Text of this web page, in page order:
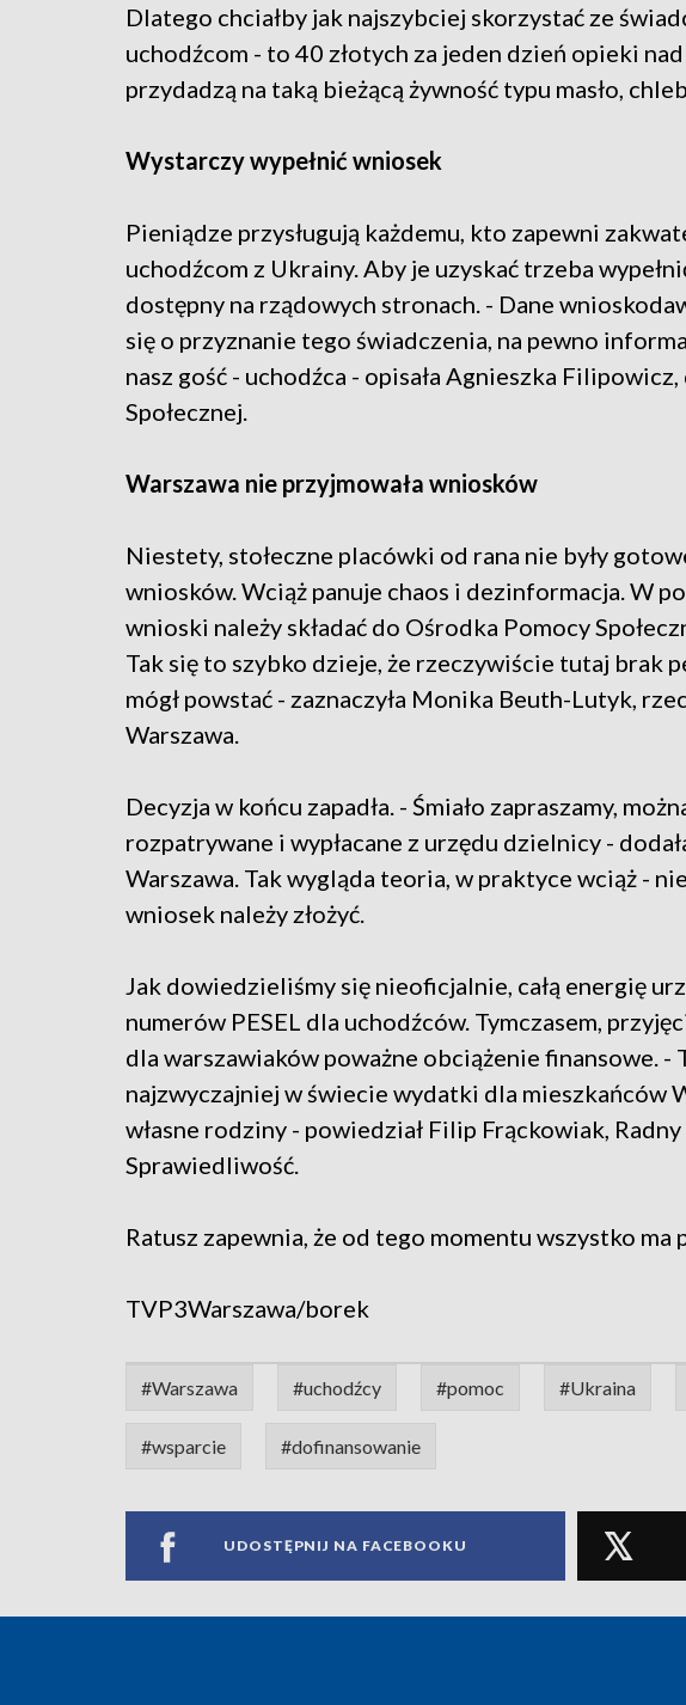
Dlatego chciałby jak najszybciej skorzystać ze
uchodźcom - to 40 złotych za jeden dzień opieki
przydadzą na taką bieżącą żywność typu masło,
Wystarczy wypełnić wniosek
Pieniądze przysługują każdemu, kto zapewni
uchodźcom z Ukrainy. Aby je uzyskać trzeba
dostępny na rządowych stronach. - Dane
się o przyznanie tego świadczenia, na pewno
nasz gość - uchodźca - opisała Agnieszka
Społecznej.
Warszawa nie przyjmowała wniosków
Niestety, stołeczne placówki od rana nie były
wniosków. Wciąż panuje chaos i dezinformacja. W
wnioski należy składać do Ośrodka Pomocy
Tak się to szybko dzieje, że rzeczywiście tutaj brak
mógł powstać - zaznaczyła Monika Beuth-Lutyk,
Warszawa.
Decyzja w końcu zapadła. - Śmiało zapraszamy,
rozpatrywane i wypłacane z urzędu dzielnicy -
Warszawa. Tak wygląda teoria, w praktyce wciąż -
wniosek należy złożyć.
Jak dowiedzieliśmy się nieoficjalnie, całą energię
numerów PESEL dla uchodźców. Tymczasem,
dla warszawiaków poważne obciążenie finansowe. -
najzwyczajniej w świecie wydatki dla mieszkańców
własne rodziny - powiedział Filip Frąckowiak,
Sprawiedliwość.
Ratusz zapewnia, że od tego momentu wszystko ma
TVP3Warszawa/borek
#Warszawa #uchodźcy #pomoc #Ukraina
#wsparcie #dofinansowanie
UDOSTĘPNIJ NA FACEBOOKU